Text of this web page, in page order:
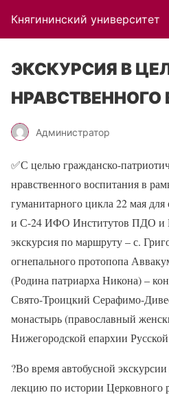
Княгининский университет
ЭКСКУРСИЯ В
НРАВСТВЕННОГО
Администратор
✅С целью гражданско-
нравственного воспитания в
гуманитарного цикла 22 мая
и С-24 ИФО Институтов ПДО и
экскурсия по маршруту – с.
огнепального протопопа
(Родина патриарха Никона) –
Свято-Троицкий Серафимо-
монастырь (православный
Нижегородской епархии
?Во время автобусной
лекцию по истории Церковного